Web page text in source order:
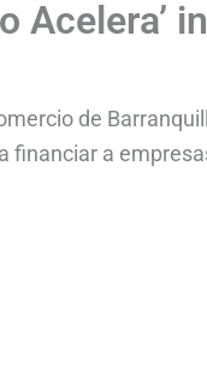
Acelera’
de
financiar a